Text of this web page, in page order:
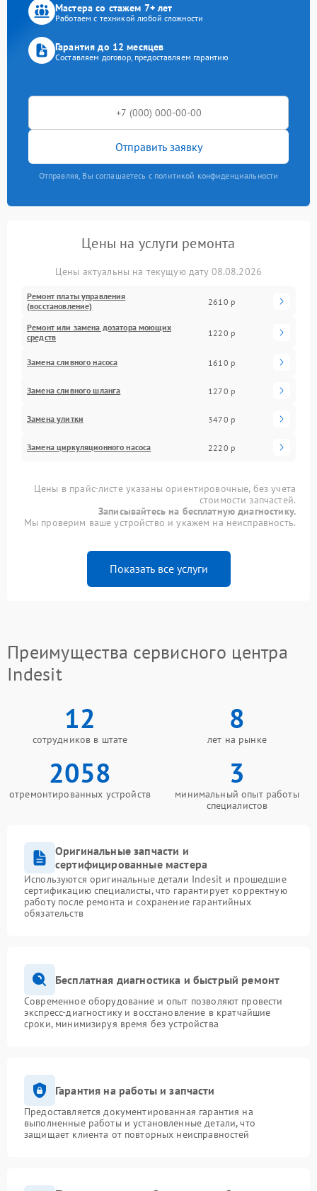
Мастера со стажем 7+ лет
Работаем с техникой любой сложности
Гарантия до 12 месяцев
Составляем договор, предоставляем гарантию
Отправить заявку
Отправляя, Вы соглашаетесь с политикой конфиденциальности
Цены на услуги ремонта
Цены актуальны на текущую дату 08.08.2026
Ремонт платы управления
(восстановление)
2610 р
Ремонт или замена дозатора моющих
средств
1220 р
Замена сливного насоса 1610 р
Замена сливного шланга 1270 р
Замена улитки 3470 р
Замена циркуляционного насоса 2220 р
Цены в прайс-листе указаны ориентировочные, без учета
стоимости запчастей.
Записывайтесь на бесплатную диагностику.
Мы проверим ваше устройство и укажем на неисправность.
Показать все услуги
Преимущества сервисного центра
Indesit
12
сотрудников в штате
8
лет на рынке
2058
отремонтированных устройств
3
минимальный опыт работы
специалистов
Оригинальные запчасти и
сертифицированные мастера
Используются оригинальные детали Indesit и прошедшие
сертификацию специалисты, что гарантирует корректную
работу после ремонта и сохранение гарантийных
обязательств
Бесплатная диагностика и быстрый ремонт
Современное оборудование и опыт позволяют провести
экспресс-диагностику и восстановление в кратчайшие
сроки, минимизируя время без устройства
Гарантия на работы и запчасти
Предоставляется документированная гарантия на
выполненные работы и установленные детали, что
защищает клиента от повторных неисправностей